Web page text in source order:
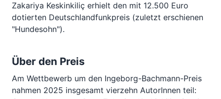
Zakariya Keskinkiliç erhielt den mit 12.500 Euro
dotierten Deutschlandfunkpreis (zuletzt erschienen
"Hundesohn").
Über den Preis
Am Wettbewerb um den Ingeborg-Bachmann-Preis
nahmen 2025 insgesamt vierzehn AutorInnen teil: